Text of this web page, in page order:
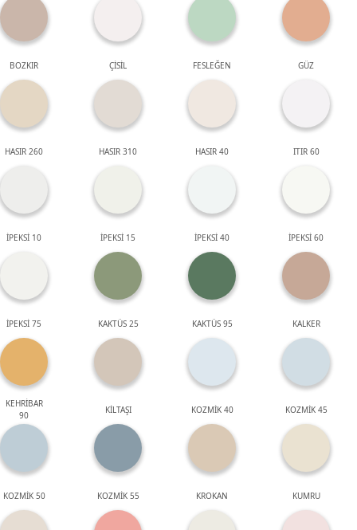
BOZKIR ÇİSİL FESLEĞEN GÜZ
HASIR 260 HASIR 310 HASIR 40 ITIR 60
İPEKSİ 10 İPEKSİ 15 İPEKSİ 40 İPEKSİ 60
İPEKSİ 75 KAKTÜS 25 KAKTÜS 95 KALKER
KEHRİBAR
90
KİLTAŞI KOZMİK 40 KOZMİK 45
KOZMİK 50 KOZMİK 55 KROKAN KUMRU